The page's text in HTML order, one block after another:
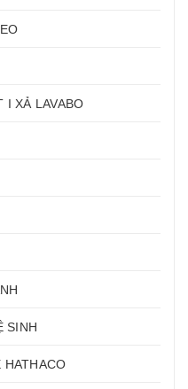
I XẢ LAVABO
SINH
HATHACO